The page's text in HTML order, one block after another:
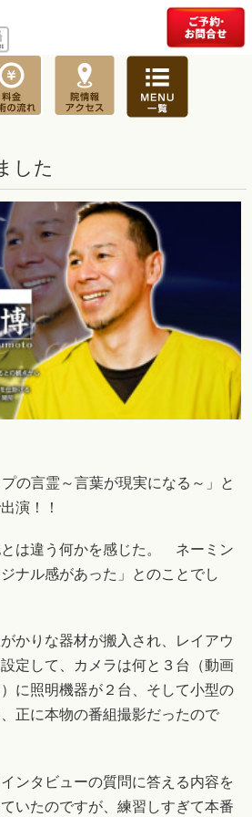
した
の言霊～言葉が現実になる～」と
演！！
は違う何かを感じた。 ネーミン
ナル感があった」とのことでし
かりな器材が搬入され、レイアウ
定して、カメラは何と３台（動画
に照明機器が２台、そして小型の
正に本物の番組撮影だったので
ンタビューの質問に答える内容を
いたのですが、練習しすぎて本番